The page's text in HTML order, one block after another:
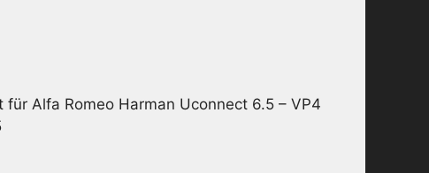
für Alfa Romeo Harman Uconnect 6.5 – VP4